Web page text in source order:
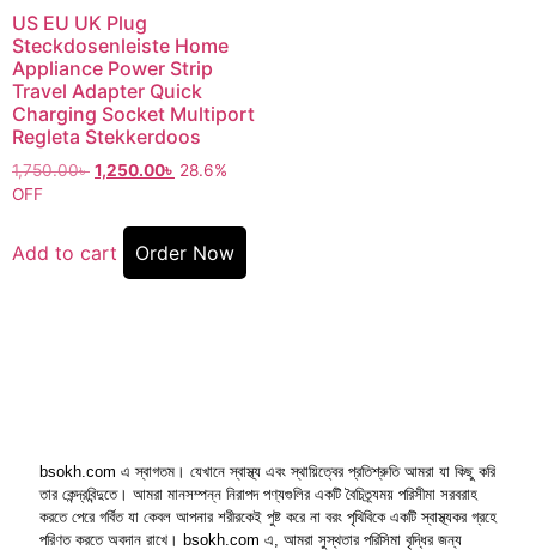
US EU UK Plug
Steckdosenleiste Home
Appliance Power Strip
Travel Adapter Quick
Charging Socket Multiport
Regleta Stekkerdoos
1,750.00৳ 1,250.00৳ 28.6%
OFF
Add to cart Order Now
bsokh.com এ স্বাগতম। যেখানে স্বাস্থ্য এবং স্থায়িত্বের প্রতিশ্রুতি আমরা যা কিছু করি
তার কেন্দ্রবিন্দুতে। আমরা মানসম্পন্ন নিরাপদ পণ্যগুলির একটি বৈচিত্র্যময় পরিসীমা সরবরাহ
করতে পেরে গর্বিত যা কেবল আপনার শরীরকেই পুষ্ট করে না বরং পৃথিবিকে একটি স্বাস্থ্যকর গ্রহে
পরিণত করতে অবদান রাখে। bsokh.com এ, আমরা সুস্থতার পরিসিমা বৃদ্ধির জন্য